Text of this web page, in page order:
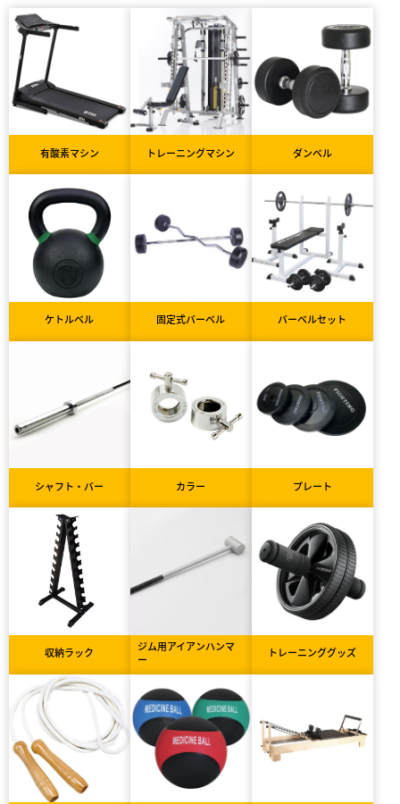
有酸素マシン トレーニングマシン ダンベル
ケトルベル 固定式バーベル バーベルセット
シャフト・バー カラー プレート
収納ラック
ジム用アイアンハンマ
ー
トレーニンググッズ